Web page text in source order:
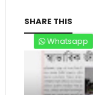
SHARE THIS
Whatsapp